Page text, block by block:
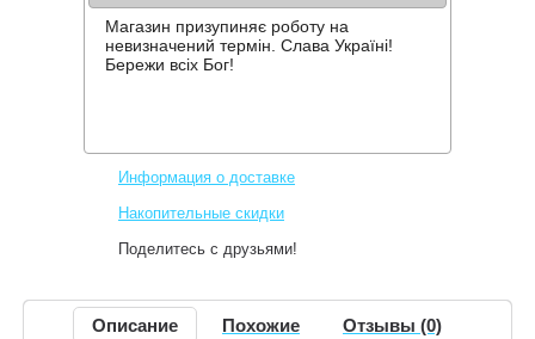
USB-ФОНАРЬ GOAL ZERO FIREFLY
Информация о доставке
Накопительные скидки
Поделитесь с друзьями!
Описание Похожие
Отзывы (0)
Магазин призупиняє роботу на
невизначений термін. Слава Україні!
Бережи всіх Бог!